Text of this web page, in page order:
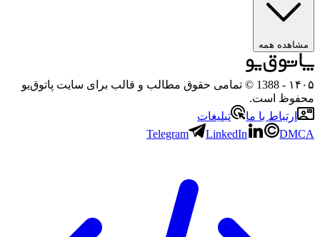
مشاهده همه
۱۴۰۵
- 1388 © تمامی حقوق مطالب و قالب برای سایت پاتوق‌یو
محفوظ است.
ارتباط با ما
تبلیغات
Telegram
LinkedIn DMCA